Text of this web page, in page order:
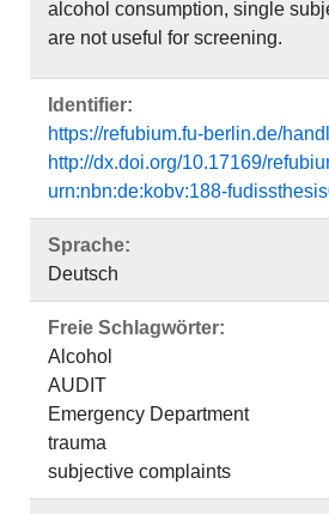
alcohol consumption, single
are not useful for screening.
Identifier:
https://refubium.fu-berlin.de/
http://dx.doi.org/10.17169/
urn:nbn:de:kobv:188-
Sprache:
Deutsch
Freie Schlagwörter:
Alcohol
AUDIT
Emergency Department
trauma
subjective complaints